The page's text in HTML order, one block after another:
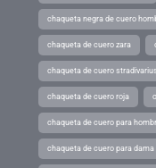
chaqueta negra de cuero
chaqueta de cuero zara
chaqueta de cuero stradivarius
chaqueta de cuero roja
chaqueta de cuero para
chaqueta de cuero para dama